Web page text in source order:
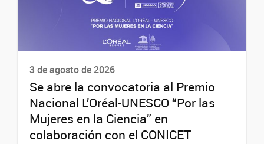
3 de agosto de 2026
Se abre la convocatoria al Premio
Nacional L’Oréal-UNESCO “Por las
Mujeres en la Ciencia” en
colaboración con el CONICET